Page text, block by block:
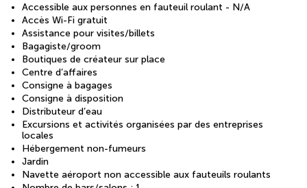
Accessible aux personnes en fauteuil roulant - N/A
Accès Wi-Fi gratuit
Assistance pour visites/billets
Bagagiste/groom
Boutiques de créateur sur place
Centre d’affaires
Consigne à bagages
Consigne à disposition
Distributeur d’eau
Excursions et activités organisées par des entreprises
locales
Hébergement non-fumeurs
Jardin
Navette aéroport non accessible aux fauteuils roulants